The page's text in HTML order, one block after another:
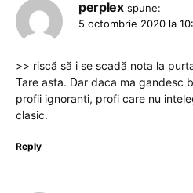
perplex spune:
5 octombrie 2020 la
>> riscă să i se scadă nota la
Tare asta. Dar daca ma gandesc
profii ignoranti, profi care nu
clasic.
Reply